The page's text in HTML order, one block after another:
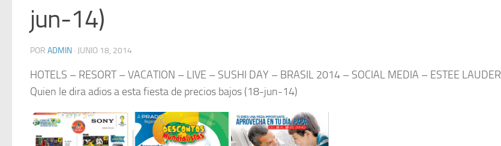
jun-14)
POR ADMIN · JUNIO 18, 2014
HOTELS – RESORT – VACATION – LIVE – SUSHI DAY – BRASIL 2014 – SOCIAL MEDIA – ESTEE LAUDER
Quien le dira adios a esta fiesta de precios bajos (18-jun-14)